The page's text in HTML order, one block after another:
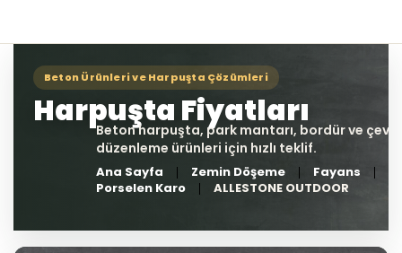
Ana Sayfa Zemin Döşeme
Fayans
Porselen Karo
ALLESTONE OUTDOOR